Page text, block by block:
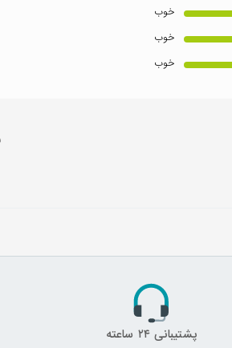
خوب
خوب
خوب
پشتیبانی ۲۴ ساعته